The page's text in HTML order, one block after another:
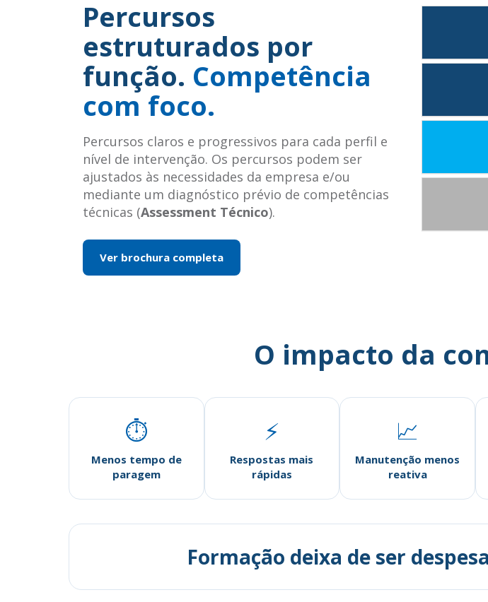
Percursos
estruturados por
função. Competência
com foco.
Percursos claros e progressivos para cada perfil e
nível de intervenção. Os percursos podem ser
ajustados às necessidades da empresa e/ou
mediante um diagnóstico prévio de competências
técnicas (Assessment Técnico).
Ver brochura completa
O impacto da
⏱
Menos tempo de
paragem
⚡
Respostas mais
rápidas
📈
Manutenção menos
reativa
Formação deixa de ser